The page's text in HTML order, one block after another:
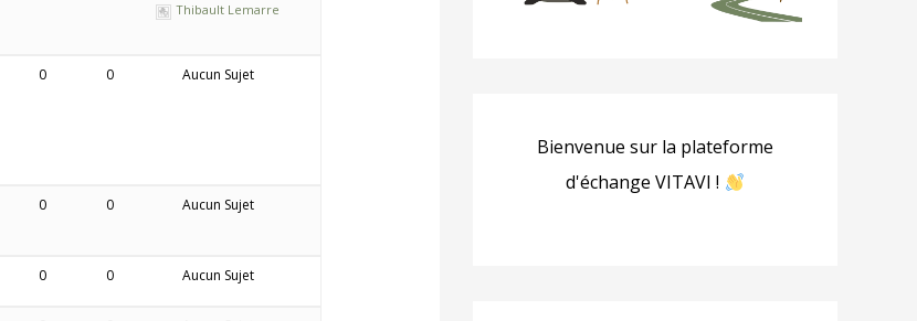
Thibault Lemarre
0 0 Aucun Sujet
0 0 Aucun Sujet
0 0 Aucun Sujet
Bienvenue sur la plateforme
d'échange VITAVI !